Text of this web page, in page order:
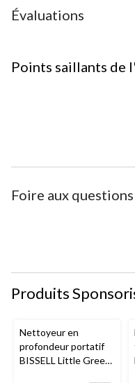
Évaluations
Points saillants de
Foire aux questions
Produits
Nettoyeur en
profondeur portatif
BISSELL Little Green